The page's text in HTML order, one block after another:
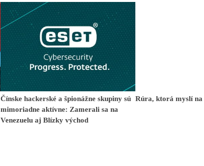
Čínske hackerské a špionážne skupiny sú
mimoriadne aktívne: Zamerali sa na
Venezuelu aj Blízky východ
Rúra, ktorá myslí na